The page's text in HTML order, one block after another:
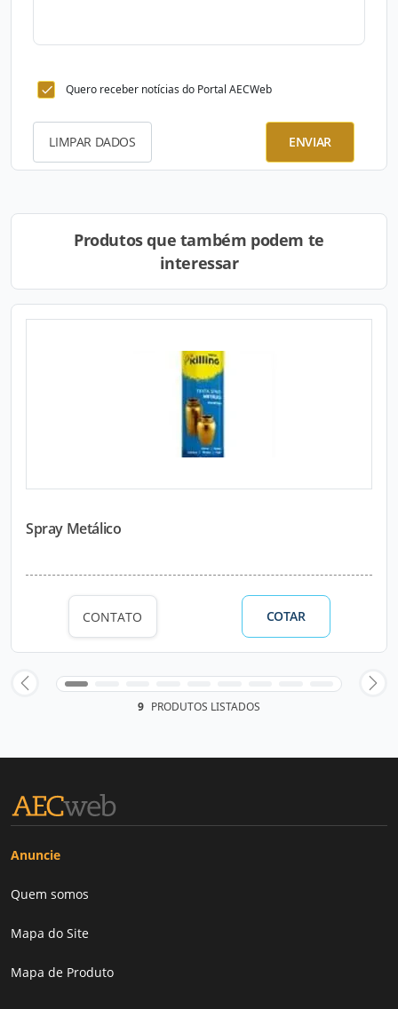
Quero receber notícias do Portal AECWeb
LIMPAR DADOS ENVIAR
Produtos que também podem te
interessar
Spray Metálico
CONTATO COTAR
9 PRODUTOS LISTADOS
Anuncie
Quem somos
Mapa do Site
Mapa de Produto